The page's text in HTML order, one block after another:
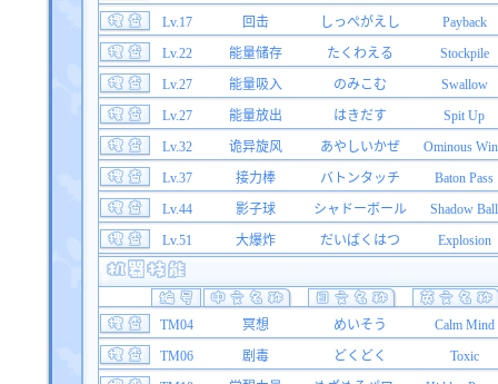
Lv.17
回击 しっぺがえし
Payback
Lv.22
能量储存 たくわえる
Stockpile
Lv.27
能量吸入 のみこむ
Swallow
Lv.27
能量放出 はきだす
Spit Up
Lv.32
诡异旋风 あやしいかぜ
Ominous
Lv.37
接力棒 バトンタッチ
Baton Pass
Lv.44
影子球 シャドーボール
Shadow Ball
Lv.51
大爆炸 だいばくはつ Explosion
TM04 冥想 めいそう
Calm Mind
TM06
剧毒 どくどく
Toxic